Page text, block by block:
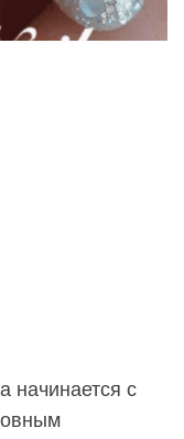
начинается с